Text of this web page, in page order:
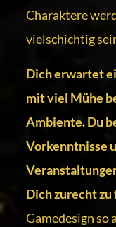
Charaktere
vielschichtig
Dich erwartet
mit viel Mühe
Ambiente. Du
Vorkenntnisse
Dich zurecht zu
Gamedesign so